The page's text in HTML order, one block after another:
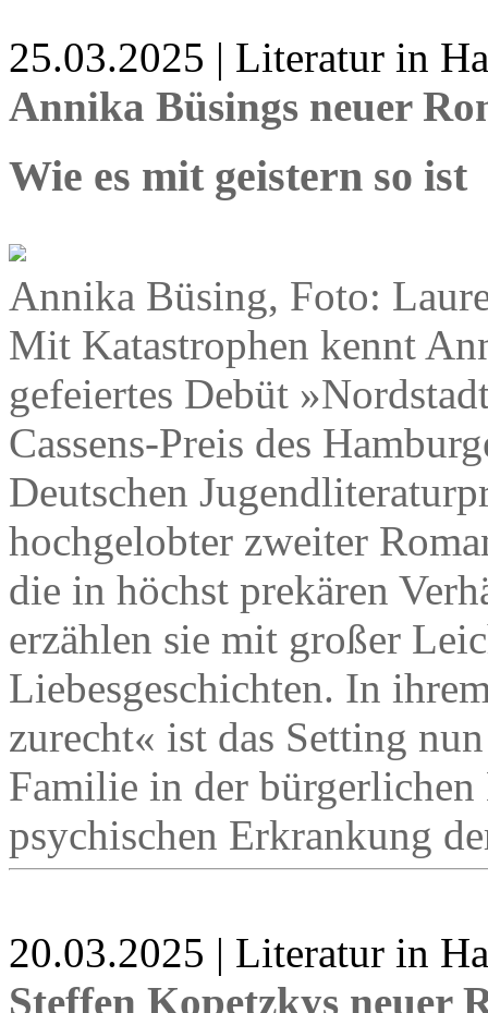
25.03.2025 | Literatur in
Annika Büsings neuer
Wie es mit geistern so ist
Annika Büsing, Foto:
Mit Katastrophen kennt
gefeiertes Debüt
Cassens-Preis des
Deutschen
hochgelobter zweiter
die in höchst prekären
erzählen sie mit großer
Liebesgeschichten. In
zurecht« ist das Setting
Familie in der
psychischen Erkrankung
20.03.2025 | Literatur in
Steffen Kopetzkys neuer